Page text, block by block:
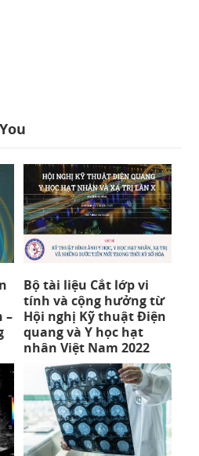
–
Bộ tài liệu Cắt lớp vi
tính và cộng hưởng từ
Hội nghị Kỹ thuật Điện
quang và Y học hạt
nhân Việt Nam 2022